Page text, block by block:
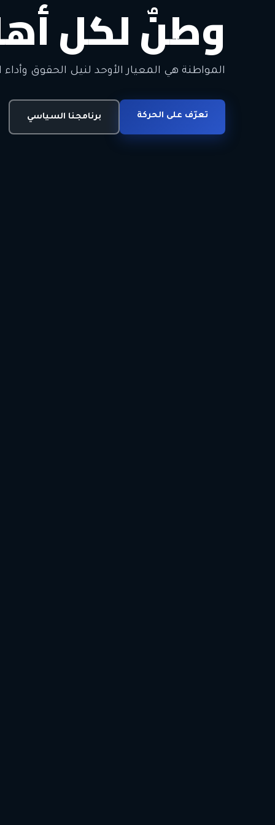
وطنٌ لكل
المواطنة هي المعيار الأوحد لنيل الحقوق وأداء
تعرّف على الحركة برنامجنا السياسي
معاً من أجل
الحرية • الوحدة • السلام • الديمقراطية
انضم للحركة اتصل بنا